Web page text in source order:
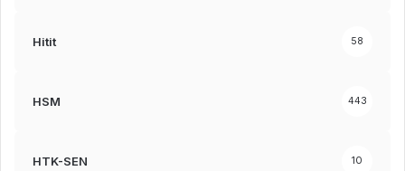
Hitit 58
HSM 443
HTK-SEN 10